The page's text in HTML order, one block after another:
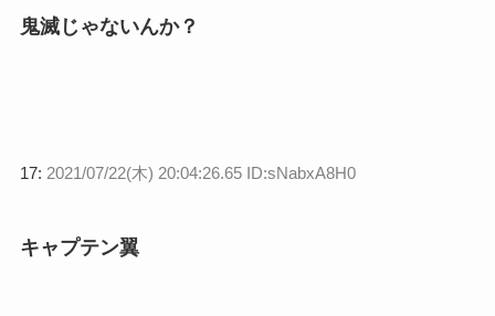
鬼滅じゃないんか？
17: 2021/07/22(木) 20:04:26.65 ID:sNabxA8H0
キャプテン翼